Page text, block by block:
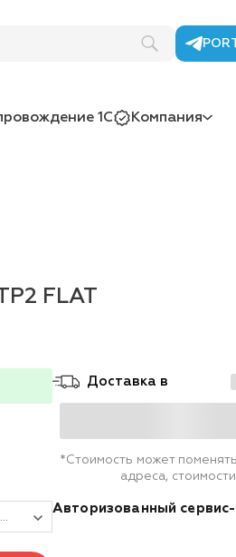
1С Компания
FLAT
Высокоточные весы M-ETP2 FLAT НПВ=2000g и d=0,1g
Доставка в
*Стоимость может
адреса,
Авторизованный